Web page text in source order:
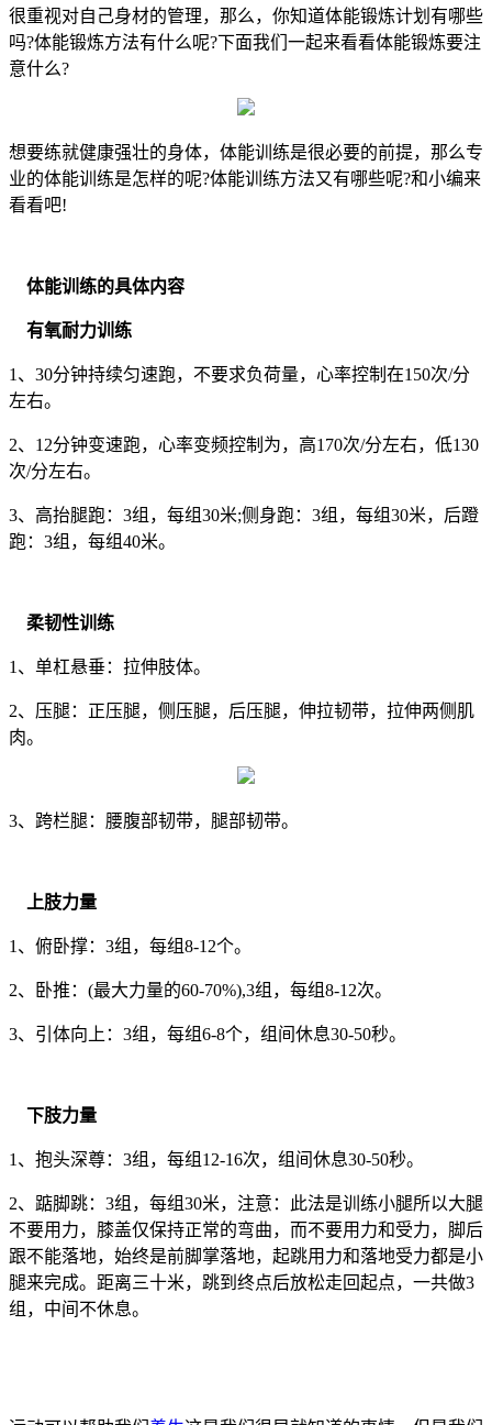
很重视对自己身材的管理，那么，你知道体能锻炼计划有哪些
吗?体能锻炼方法有什么呢?下面我们一起来看看体能锻炼要注
意什么?
想要练就健康强壮的身体，体能训练是很必要的前提，那么专
业的体能训练是怎样的呢?体能训练方法又有哪些呢?和小编来
看看吧!
体能训练的具体内容
有氧耐力训练
1、30分钟持续匀速跑，不要求负荷量，心率控制在150次/分
左右。
2、12分钟变速跑，心率变频控制为，高170次/分左右，低130
次/分左右。
3、高抬腿跑：3组，每组30米;侧身跑：3组，每组30米，后蹬
跑：3组，每组40米。
柔韧性训练
1、单杠悬垂：拉伸肢体。
2、压腿：正压腿，侧压腿，后压腿，伸拉韧带，拉伸两侧肌
肉。
3、跨栏腿：腰腹部韧带，腿部韧带。
上肢力量
1、俯卧撑：3组，每组8-12个。
2、卧推：(最大力量的60-70%),3组，每组8-12次。
3、引体向上：3组，每组6-8个，组间休息30-50秒。
下肢力量
1、抱头深尊：3组，每组12-16次，组间休息30-50秒。
2、踮脚跳：3组，每组30米，注意：此法是训练小腿所以大腿
不要用力，膝盖仅保持正常的弯曲，而不要用力和受力，脚后
跟不能落地，始终是前脚掌落地，起跳用力和落地受力都是小
腿来完成。距离三十米，跳到终点后放松走回起点，一共做3
组，中间不休息。